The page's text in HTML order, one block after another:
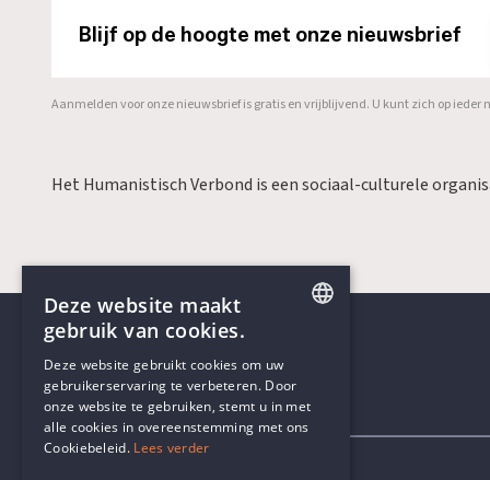
Blijf op de hoogte met onze nieuwsbrief
Aanmelden voor onze nieuwsbrief is gratis en vrijblijvend. U kunt zich op ieder
Het Humanistisch Verbond is een sociaal-culturele
Contactgegevens
DUTCH
Deze website maakt
gebruik van cookies.
Deze website gebruikt cookies om uw
gebruikerservaring te verbeteren. Door
onze website te gebruiken, stemt u in met
alle cookies in overeenstemming met ons
Cookiebeleid. Lees verder